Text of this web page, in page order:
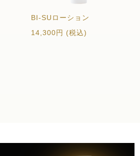
BI-SUローション
14,300円 (税込)